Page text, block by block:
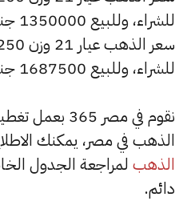
للشراء، وللبيع 1350000 جنيه.
للشراء، وللبيع 1687500 جنيه.
نقوم في مصر
الذهب في مصر، يمكنك
الذهب لمراجعة الجدول
دائم.